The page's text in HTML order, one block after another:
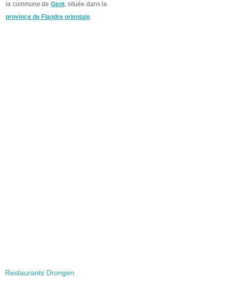
la commune de Gent, située dans la
province de Flandre orientale.
Restaurants Drongen